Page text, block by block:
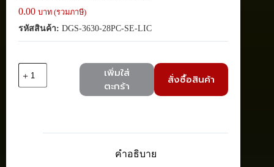
0.00 บาท (รวมภาษี)
รหัสสินค้า: DGS-3630-28PC-SE-LIC
D-
เพิ่มใส่
ตะกร้า
สั่งซื้อสินค้า
คำอธิบาย